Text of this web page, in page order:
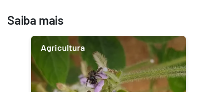
Saiba mais
Agricultura